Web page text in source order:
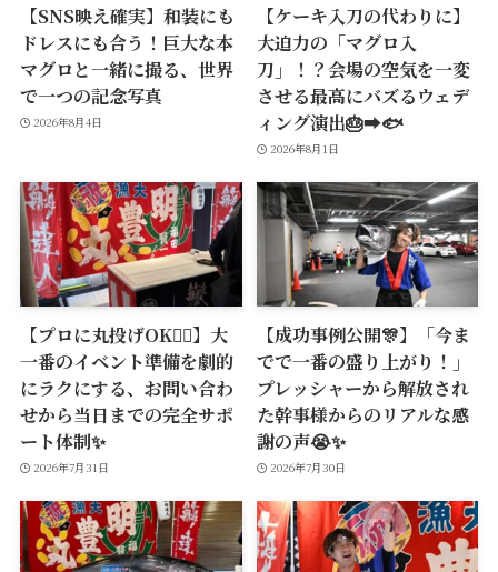
【SNS映え確実】和装にも
ドレスにも合う！巨大な本
マグロと一緒に撮る、世界
で一つの記念写真
2026年8月4日
【ケーキ入刀の代わりに】
大迫力の「マグロ入
刀」！？会場の空気を一変
させる最高にバズるウェデ
ィング演出🎂➡️🐟
2026年8月1日
【プロに丸投げOK🙆‍♂️】大
一番のイベント準備を劇的
にラクにする、お問い合わ
せから当日までの完全サポ
ート体制✨
2026年7月31日
【成功事例公開🎊】「今ま
でで一番の盛り上がり！」
プレッシャーから解放され
た幹事様からのリアルな感
謝の声😭✨
2026年7月30日